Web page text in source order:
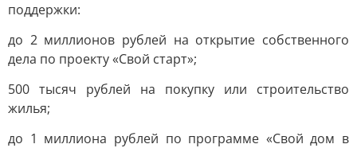
поддержки:
до 2 миллионов рублей на открытие собственного
дела по проекту «Свой старт»;
500 тысяч рублей на покупку или строительство
жилья;
до 1 миллиона рублей по программе «Свой дом в